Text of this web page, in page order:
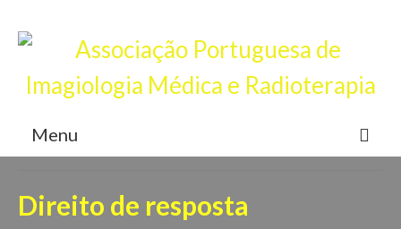
Menu
Associados
Direito de resposta